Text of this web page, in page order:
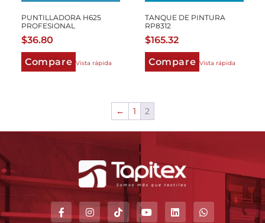
PUNTILLADORA H625
PROFESIONAL
$36.80
Compare Vista rápida
TANQUE DE PINTURA
RP8312
$165.32
Compare Vista rápida
← 1 2